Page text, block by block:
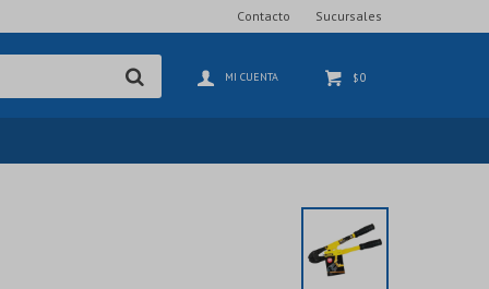
$0
Contacto Sucursales